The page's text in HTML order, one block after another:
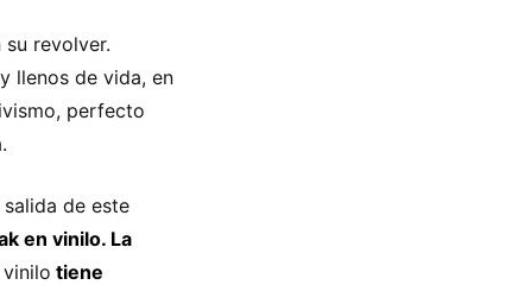
revolver.
llenos de vida, en
perfecto
de este
en vinilo. La
tiene